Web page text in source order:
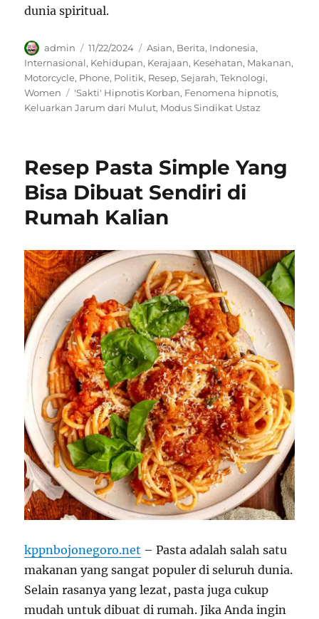
dunia spiritual.
Author
admin
Posted
on
11/22/2024 Categories
Asian, Berita, Indonesia,
Internasional, Kehidupan, Kerajaan, Kesehatan, Makanan,
Motorcycle, Phone, Politik, Resep,Sejarah,Teknologi,
Women
Tags
'Sakti' Hipnotis Korban, Fenomena hipnotis,
Keluarkan Jarum dari Mulut, Modus Sindikat Ustaz
Resep Pasta Simple Yang
Bisa Dibuat Sendiri di
Rumah Kalian
kppnbojonegoro.net – Pasta adalah salah satu
makanan yang sangat populer di seluruh dunia.
Selain rasanya yang lezat, pasta juga cukup
mudah untuk dibuat di rumah. Jika Anda ingin